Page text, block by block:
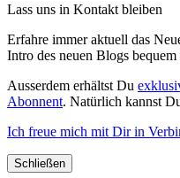
Lass uns in Kontakt bleiben
Erfahre immer aktuell das
Intro des neuen Blogs
Ausserdem erhältst Du
Abonnent. Natürlich kannst
Ich freue mich mit Dir in
Schließen